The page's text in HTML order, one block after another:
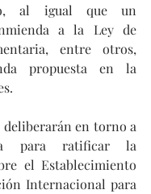
al igual que un
a la Ley de
entre otros,
propuesta en la
deliberarán en torno a
para ratificar la
el Establecimiento
Internacional para